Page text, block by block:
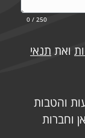
0 / 250
ואת תנאי
והטבות
וחברות